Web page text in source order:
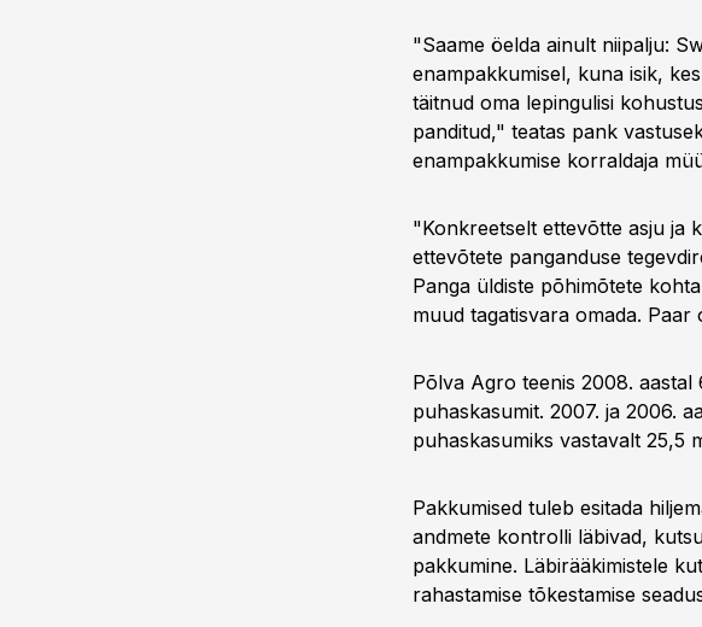
"Saame öelda ainult niipalju:
enampakkumisel, kuna isik,
täitnud oma lepingulisi
panditud," teatas pank
enampakkumise korraldaja
"Konkreetselt ettevõtte asju ja
ettevõtete panganduse
Panga üldiste põhimõtete
muud tagatisvara omada.
Põlva Agro teenis 2008.
puhaskasumit. 2007. ja 2006.
puhaskasumiks vastavalt 25,5
Pakkumised tuleb esitada
andmete kontrolli läbivad,
pakkumine. Läbirääkimistele
rahastamise tõkestamise